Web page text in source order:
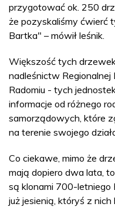
przygotować ok. 250
że pozyskaliśmy ćwierć
Bartka" – mówił leśnik.
Większość tych
nadleśnictw
Radomiu - tych
informacje od różnego
samorządowych, które
na terenie swojego
Co ciekawe, mimo że
mają dopiero dwa lata,
są klonami 700-letniego
już jesienią, któryś z nich